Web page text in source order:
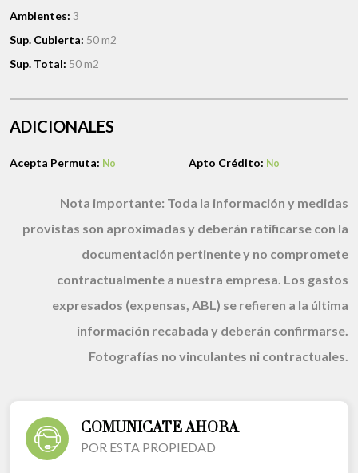
Ambientes: 3
Sup. Cubierta: 50 m2
Sup. Total: 50 m2
ADICIONALES
Acepta Permuta: No Apto Crédito: No
Nota importante: Toda la información y medidas
provistas son aproximadas y deberán ratificarse con la
documentación pertinente y no compromete
contractualmente a nuestra empresa. Los gastos
expresados (expensas, ABL) se refieren a la última
información recabada y deberán confirmarse.
Fotografías no vinculantes ni contractuales.
COMUNICATE AHORA
POR ESTA PROPIEDAD